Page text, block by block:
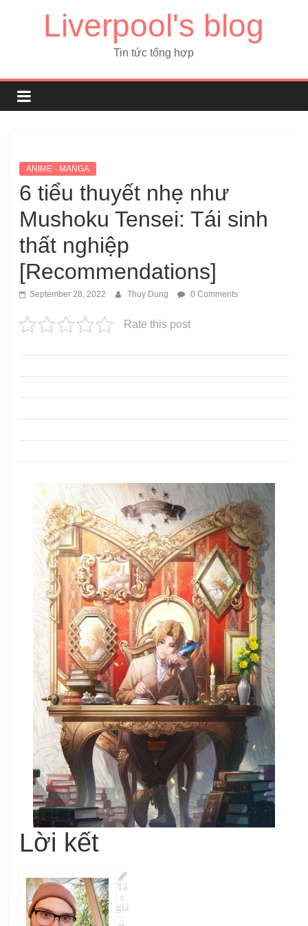
Liverpool's blog
Tin tức tổng hợp
ANIME - MANGA
6 tiểu thuyết nhẹ như
Mushoku Tensei: Tái sinh
thất nghiệp
[Recommendations]
September 28, 2022 Thuy Dung 0 Comments
Rate this post
Lời kết
Tá
c
giả
: